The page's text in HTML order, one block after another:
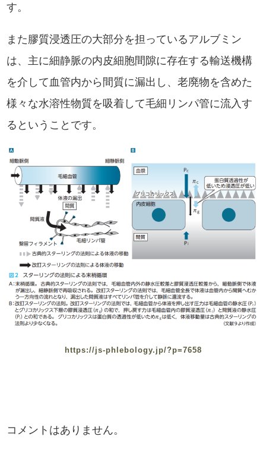
す。
また膠質浸透圧の大部分を担っているアルブミン
は、主に細静脈の内皮細胞間隙に存在する輸送機構
を介して血管内から間質に漏出し、老廃物を含めた
様々な水溶性物質を吸着して毛細リンパ管に流入す
るということです。
https://js-phlebology.jp/?p=7658
コメントはありません。